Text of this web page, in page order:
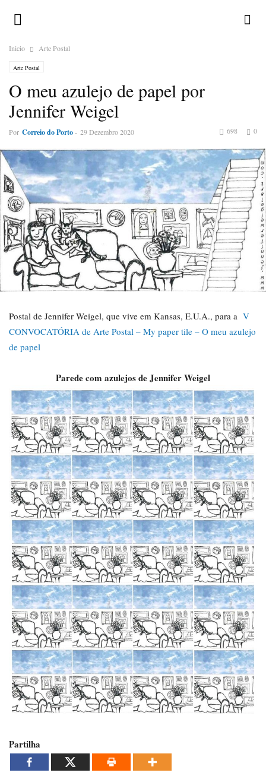
Inicio Arte Postal
Arte Postal
O meu azulejo de papel por
Jennifer Weigel
Por Correio do Porto- 29 Dezembro 2020 0
698
Postal de Jennifer Weigel, que vive em Kansas, E.U.A., para a V
CONVOCATÓRIA de Arte Postal – My paper tile – O meu azulejo
de papel
Parede com azulejos de Jennifer Weigel
Partilha